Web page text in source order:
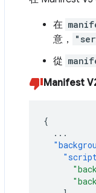
在
意，
從
Manifest
{
...